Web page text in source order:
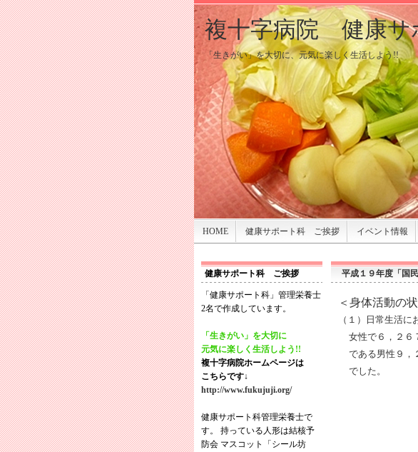
複十字病院 健康サ
「生きがい」を大切に、元気に楽しく生活しよう!!
HOME 健康サポート科 ご挨拶 イベント情報
平成１９年度「国
＜身体活動の
（１）日常生活に
女性で６，２６
である男性９，
でした。
健康サポート科 ご挨拶
「健康サポート科」管理栄養士
2名で作成しています。
「生きがい」を大切に
元気に楽しく生活しよう!!
複十字病院ホームページは
こちらです↓
http://www.fukujuji.org/
健康サポート科管理栄養士で
す。 持っている人形は結核予
防会 マスコット「シール坊
複十字病院 健康サ
「生きがい」を大切に、元気に楽しく生活しよう!!